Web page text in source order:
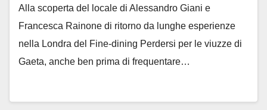
Alla scoperta del locale di Alessandro Giani e
Francesca Rainone di ritorno da lunghe esperienze
nella Londra del Fine-dining Perdersi per le viuzze di
Gaeta, anche ben prima di frequentare…